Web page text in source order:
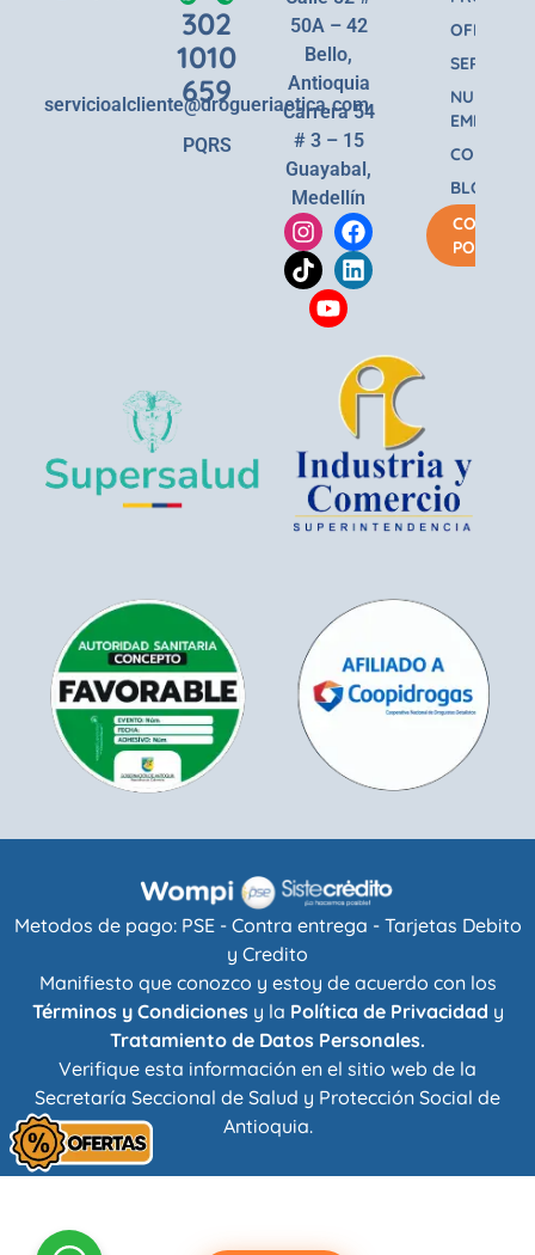
302
1010
659
servicioalcliente@drogueriaetica.com
PQRS
50A – 42
Bello,
Antioquia
Carrera 54
# 3 – 15
Guayabal,
Medellín
OFERTAS
SERVICIOS
NUESTRA
EMPRESA
BLOG
COMPRA
POR
Metodos de pago: PSE - Contra entrega - Tarjetas Debito
y Credito
Manifiesto que conozco y estoy de acuerdo con los
Términos y Condicionesy la Política de Privacidad y
Tratamiento de Datos Personales.
Verifique esta información en el sitio web de la
Secretaría Seccional de Salud y Protección Social de
Antioquia.